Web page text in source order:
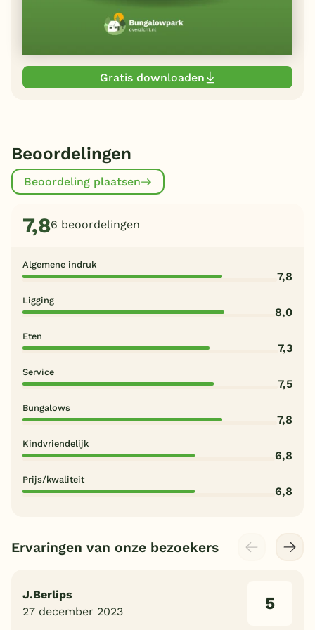
Gratis downloaden
Beoordelingen
Beoordeling plaatsen
7,86 beoordelingen
Algemene indruk
7,8
Ligging
8,0
Eten
7,3
Service
7,5
Bungalows
7,8
Kindvriendelijk
6,8
Prijs/kwaliteit
6,8
Ervaringen van onze bezoekers
J.Berlips
27 december 2023
5